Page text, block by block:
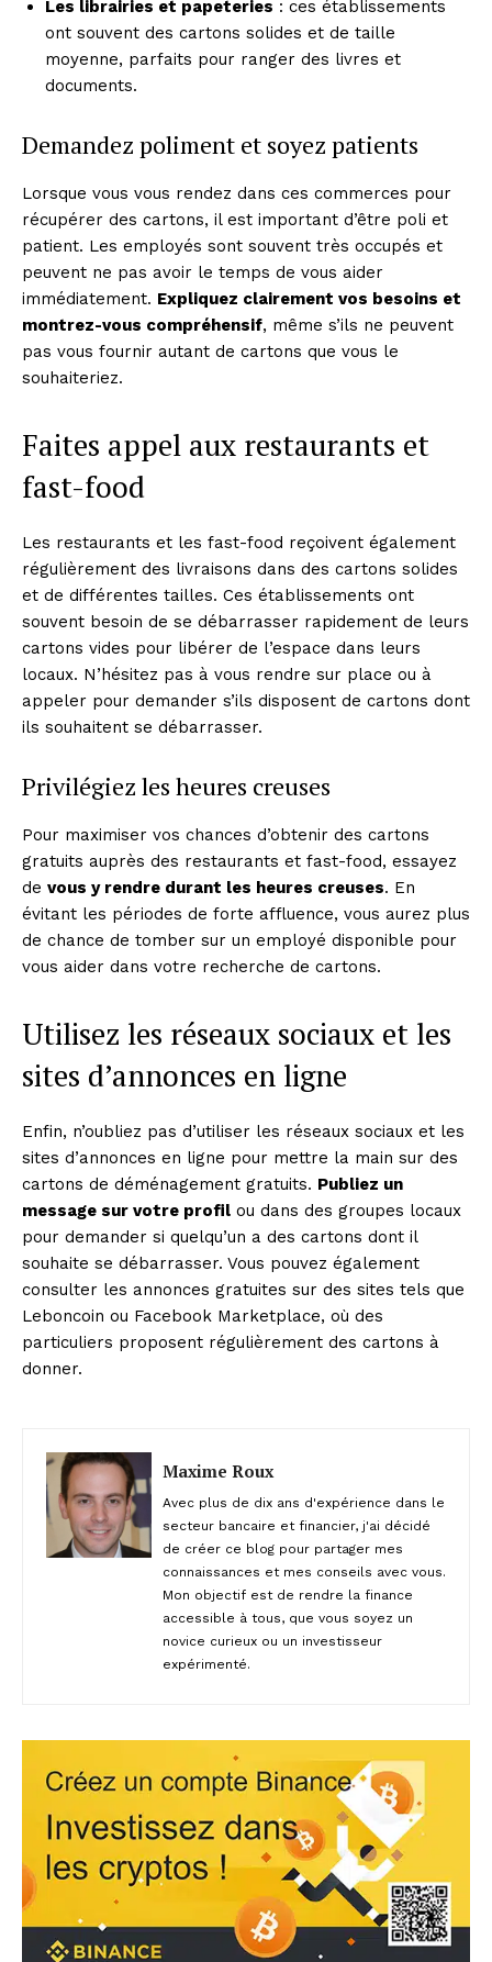
Les librairies et papeteries : ces établissements
ont souvent des cartons solides et de taille
moyenne, parfaits pour ranger des livres et
documents.
Demandez poliment et soyez patients
Lorsque vous vous rendez dans ces commerces pour
récupérer des cartons, il est important d’être poli et
patient. Les employés sont souvent très occupés et
peuvent ne pas avoir le temps de vous aider
immédiatement. Expliquez clairement vos besoins et
montrez-vous compréhensif, même s’ils ne peuvent
pas vous fournir autant de cartons que vous le
souhaiteriez.
Faites appel aux restaurants et
fast-food
Les restaurants et les fast-food reçoivent également
régulièrement des livraisons dans des cartons solides
et de différentes tailles. Ces établissements ont
souvent besoin de se débarrasser rapidement de leurs
cartons vides pour libérer de l’espace dans leurs
locaux. N’hésitez pas à vous rendre sur place ou à
appeler pour demander s’ils disposent de cartons dont
ils souhaitent se débarrasser.
Privilégiez les heures creuses
Pour maximiser vos chances d’obtenir des cartons
gratuits auprès des restaurants et fast-food, essayez
de vous y rendre durant les heures creuses. En
évitant les périodes de forte affluence, vous aurez plus
de chance de tomber sur un employé disponible pour
vous aider dans votre recherche de cartons.
Utilisez les réseaux sociaux et les
sites d’annonces en ligne
Enfin, n’oubliez pas d’utiliser les réseaux sociaux et les
sites d’annonces en ligne pour mettre la main sur des
cartons de déménagement gratuits. Publiez un
message sur votre profil ou dans des groupes locaux
pour demander si quelqu’un a des cartons dont il
souhaite se débarrasser. Vous pouvez également
consulter les annonces gratuites sur des sites tels que
Leboncoin ou Facebook Marketplace, où des
particuliers proposent régulièrement des cartons à
donner.
Maxime Roux
Avec plus de dix ans d'expérience dans le
secteur bancaire et financier, j'ai décidé
de créer ce blog pour partager mes
connaissances et mes conseils avec vous.
Mon objectif est de rendre la finance
accessible à tous, que vous soyez un
novice curieux ou un investisseur
expérimenté.